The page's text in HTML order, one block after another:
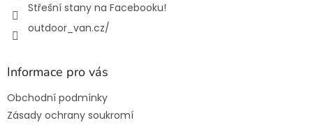
Střešní stany na Facebooku!
outdoor_van.cz/
Informace pro vás
Obchodní podmínky
Zásady ochrany soukromí